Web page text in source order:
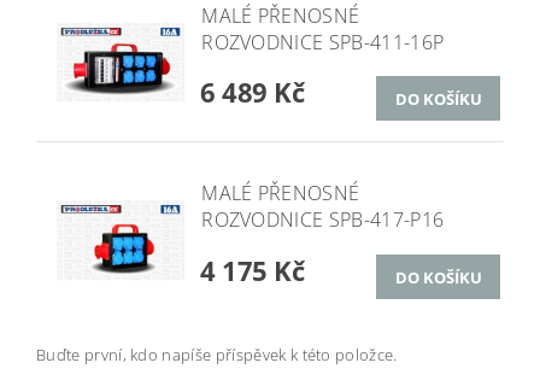
MALÉ PŘENOSNÉ
ROZVODNICE SPB-411-16P
6 489 Kč
MALÉ PŘENOSNÉ
ROZVODNICE SPB-417-P16
4 175 Kč
Buďte první, kdo napíše příspěvek k této položce.